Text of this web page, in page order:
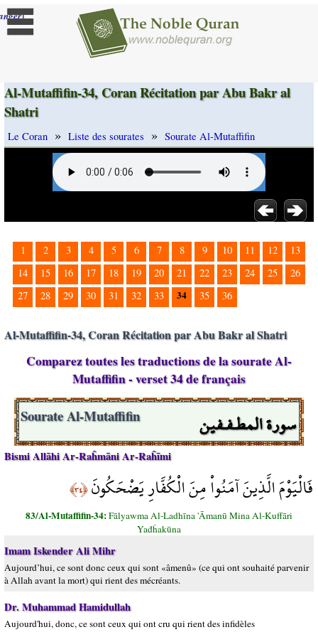
]
Al-Mutaffifin-34, Coran Récitation par Abu Bakr al
Shatri
Le Coran » Liste des sourates » Sourate Al-Mutaffifin
1 2 3 4 5 6 7 8 9 10 11 12
13
14
15 16 17 18 19 20 21 22 23 24 25
26
27
28 29 30 31 32 33 34 35 36
Al-Mutaffifin-34, Coran Récitation par Abu Bakr al Shatri
Comparez toutes les traductions de la sourate Al-
Mutaffifin - verset 34 de français
سورة المطـفـفين Sourate Al-Mutaffifin
Bismi Allāhi Ar-Raĥmāni Ar-Raĥīmi
فَالْيَوْمَ الَّذِينَ آمَنُواْ مِنَ الْكُفَّارِ يَضْحَكُونَ﴿٣٤﴾
83/Al-Mutaffifin-34:Fālyawma Al-Ladhīna 'Āmanū Mina Al-Kuffāri
Yađĥakūna
Imam Iskender Ali Mihr
Aujourd’hui, ce sont donc ceux qui sont «âmenû» (ce qui ont souhaité parvenir
à Allah avant la mort) qui rient des mécréants.
Dr. Muhammad Hamidullah
Aujourd'hui, donc, ce sont ceux qui ont cru qui rient des infidèles